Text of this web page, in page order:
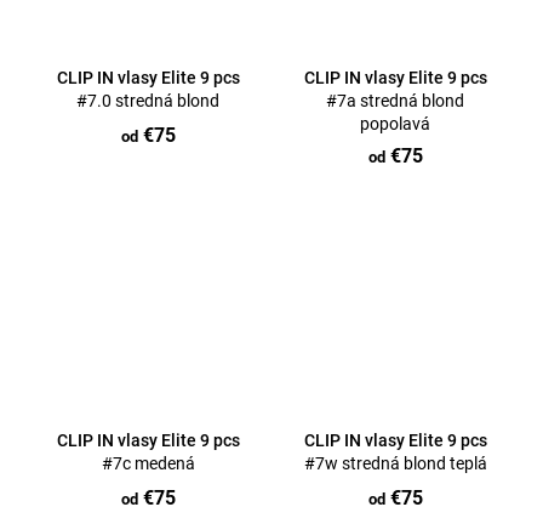
CLIP IN vlasy Elite 9 pcs
#7.0 stredná blond
od€75
CLIP IN vlasy Elite 9 pcs
#7a stredná blond
popolavá
od€75
CLIP IN vlasy Elite 9 pcs
#7c medená
od€75
CLIP IN vlasy Elite 9 pcs
#7w stredná blond teplá
od€75